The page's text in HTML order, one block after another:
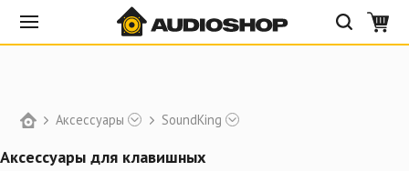
Аксессуары SoundKing
Аксессуары для клавишных